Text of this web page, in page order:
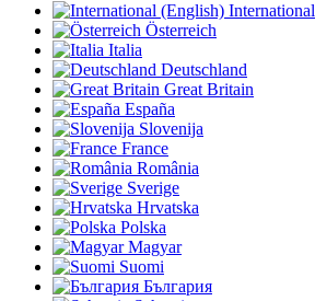
Österreich
Italia
Deutschland
Great Britain
España
Slovenija
France
România
Sverige
Hrvatska
Polska
Magyar
Suomi
България